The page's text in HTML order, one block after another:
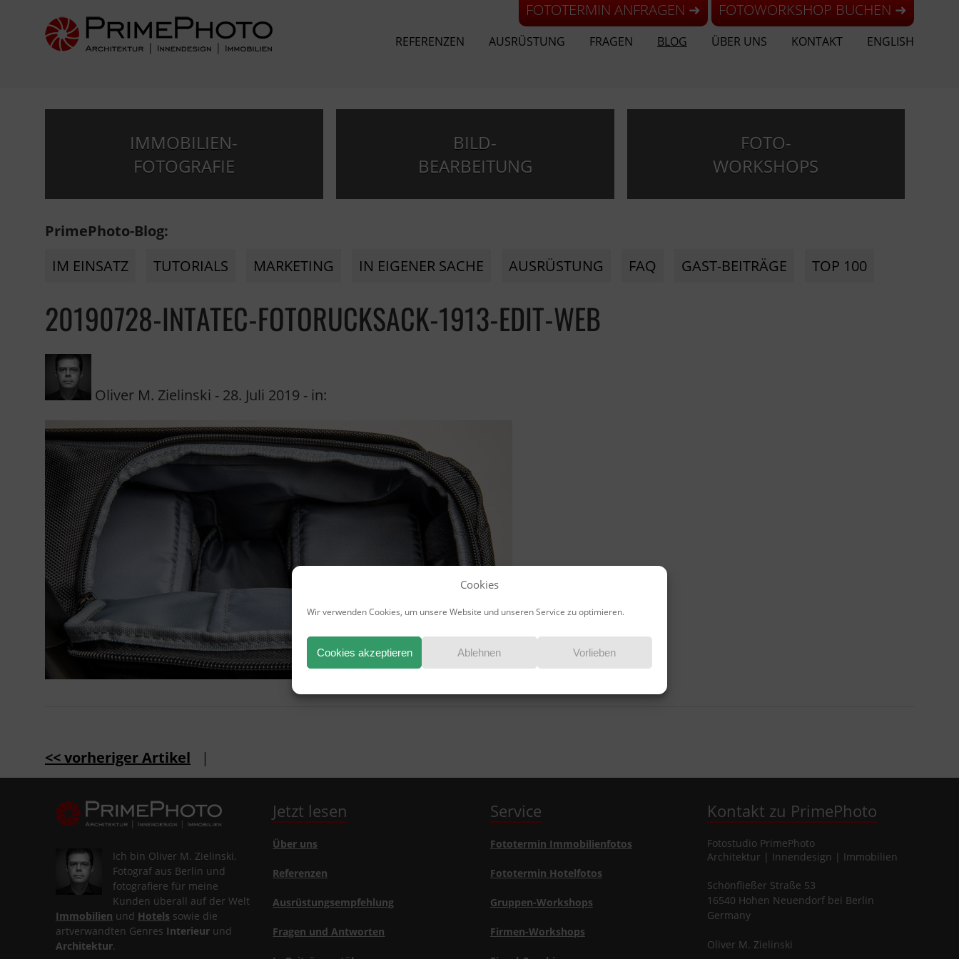
Cookies
Wir verwenden Cookies, um unsere Website und unseren Service zu optimieren.
Cookies akzeptieren Ablehnen Vorlieben
FOTOTERMIN ANFRAGEN ➜ FOTOWORKSHOP BUCHEN ➜
REFERENZEN AUSRÜSTUNG FRAGEN BLOG ÜBER UNS KONTAKT ENGLISH
IMMOBILIEN-
FOTOGRAFIE
BILD-
BEARBEITUNG
FOTO-
WORKSHOPS
PrimePhoto-Blog:
IM EINSATZ
TUTORIALS MARKETING IN EIGENER SACHE AUSRÜSTUNG FAQ GAST-BEITRÄGE TOP 100
20190728-INTATEC-FOTORUCKSACK-1913-EDIT-WEB
Oliver M. Zielinski - 28. Juli 2019 - in:
<< vorheriger Artikel |
Ich bin Oliver M. Zielinski,
Fotograf aus Berlin und
fotografiere für meine
Kunden überall auf der Welt
Immobilien und Hotels sowie die
artverwandten Genres Interieurund
Architektur.
Jetzt lesen
Über uns
Referenzen
Ausrüstungsempfehlung
Fragen und Antworten
Service
Fototermin Immobilienfotos
Fototermin Hotelfotos
Gruppen-Workshops
Firmen-Workshops
Kontakt zu PrimePhoto
Fotostudio PrimePhoto
Architektur | Innendesign | Immobilien
Schönfließer Straße 53
16540 Hohen Neuendorf bei Berlin
Germany
Oliver M. Zielinski